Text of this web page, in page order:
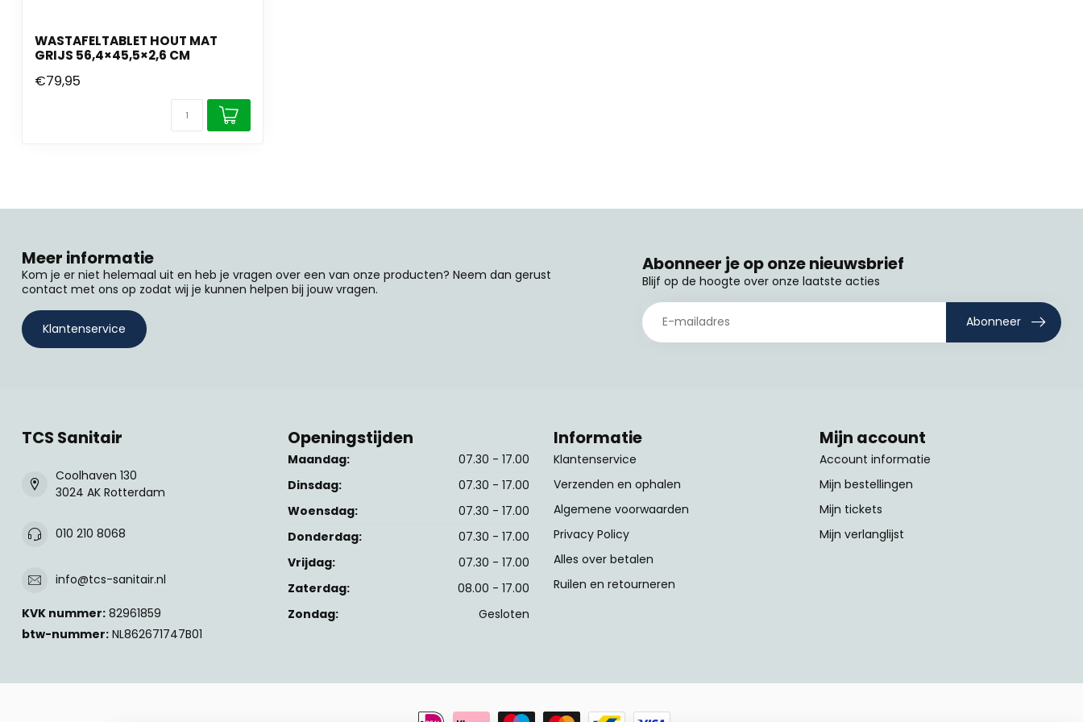
WASTAFELTABLET HOUT MAT
GRIJS 56,4×45,5×2,6 CM
€79,95
Meer informatie
Kom je er niet helemaal uit en heb je vragen over een van onze producten? Neem dan gerust
contact met ons op zodat wij je kunnen helpen bij jouw vragen.
Klantenservice
Abonneer je op onze nieuwsbrief
Blijf op de hoogte over onze laatste acties
Abonneer
TCS Sanitair
Coolhaven 130
3024 AK Rotterdam
010 210 8068
info@tcs-sanitair.nl
KVK nummer: 82961859
btw-nummer: NL862671747B01
Openingstijden
Maandag:
07.30 - 17.00
Dinsdag:
07.30 - 17.00
Woensdag:
07.30 - 17.00
Donderdag:
07.30 - 17.00
Vrijdag:
07.30 - 17.00
Zaterdag:
08.00 - 17.00
Zondag:
Gesloten
Informatie
Klantenservice
Verzenden en ophalen
Algemene voorwaarden
Privacy Policy
Alles over betalen
Ruilen en retourneren
Mijn account
Account informatie
Mijn bestellingen
Mijn tickets
Mijn verlanglijst